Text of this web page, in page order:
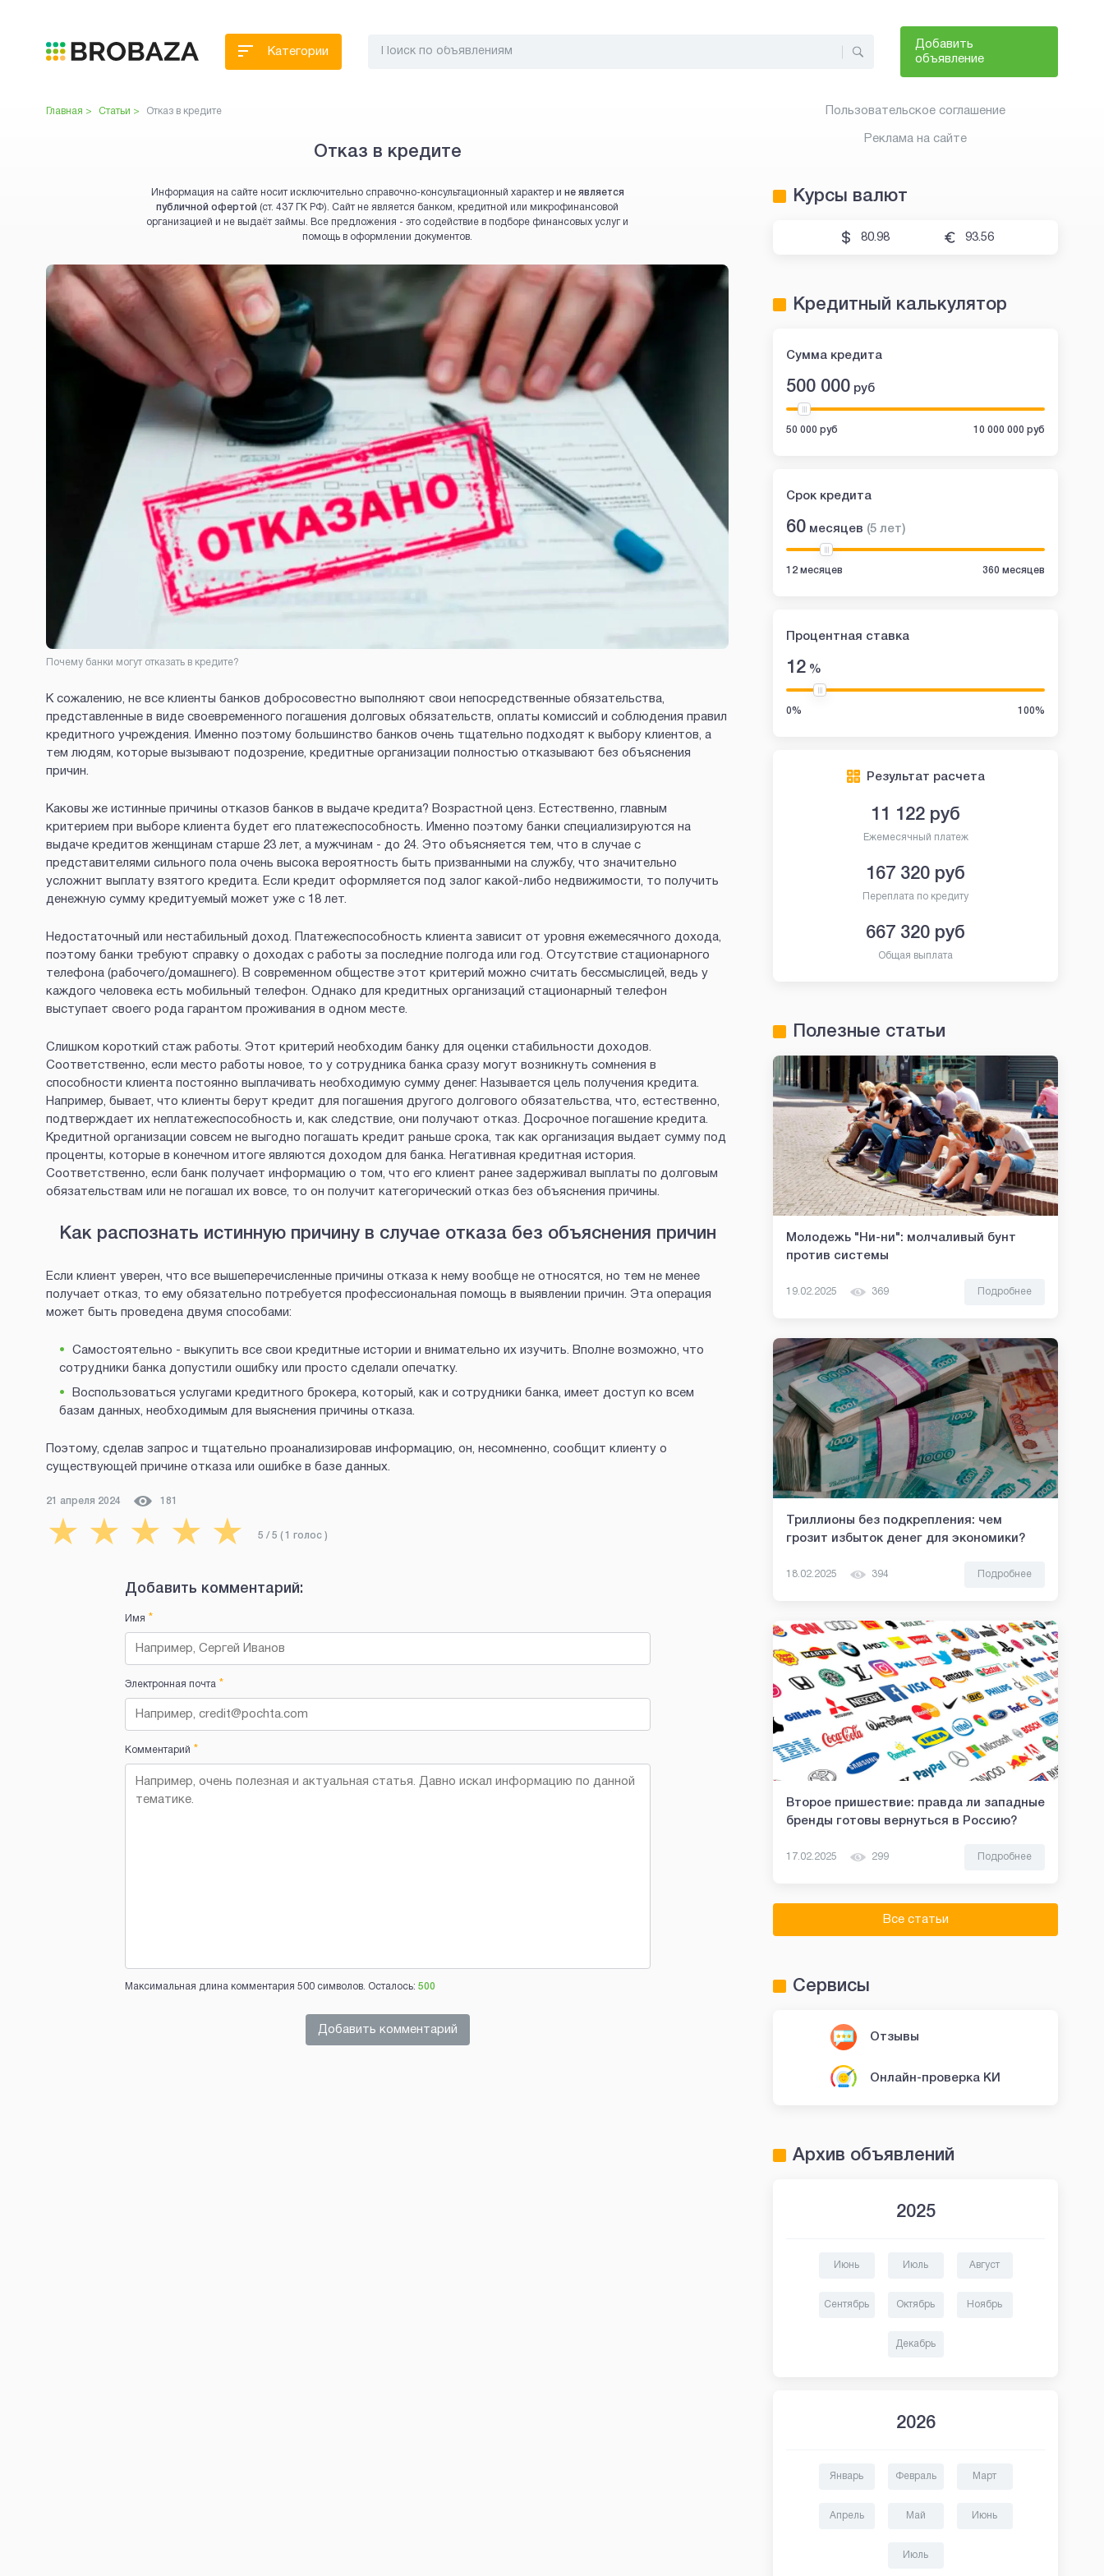
Добавить
объявление
Категории
Главная > Статьи > Отказ в кредите
Отказ в кредите
Информация на сайте носит исключительно справочно-консультационный характер и не является
публичной офертой (ст. 437 ГК РФ). Сайт не является банком, кредитной или микрофинансовой
организацией и не выдаёт займы. Все предложения - это содействие в подборе финансовых услуг и
помощь в оформлении документов.
Почему банки могут отказать в кредите?
К сожалению, не все клиенты банков добросовестно выполняют свои непосредственные обязательства,
представленные в виде своевременного погашения долговых обязательств, оплаты комиссий и соблюдения правил
кредитного учреждения. Именно поэтому большинство банков очень тщательно подходят к выбору клиентов, а
тем людям, которые вызывают подозрение, кредитные организации полностью отказывают без объяснения
причин.
Каковы же истинные причины отказов банков в выдаче кредита? Возрастной ценз. Естественно, главным
критерием при выборе клиента будет его платежеспособность. Именно поэтому банки специализируются на
выдаче кредитов женщинам старше 23 лет, а мужчинам - до 24. Это объясняется тем, что в случае с
представителями сильного пола очень высока вероятность быть призванными на службу, что значительно
усложнит выплату взятого кредита. Если кредит оформляется под залог какой-либо недвижимости, то получить
денежную сумму кредитуемый может уже с 18 лет.
Недостаточный или нестабильный доход. Платежеспособность клиента зависит от уровня ежемесячного дохода,
поэтому банки требуют справку о доходах с работы за последние полгода или год. Отсутствие стационарного
телефона (рабочего/домашнего). В современном обществе этот критерий можно считать бессмыслицей, ведь у
каждого человека есть мобильный телефон. Однако для кредитных организаций стационарный телефон
выступает своего рода гарантом проживания в одном месте.
Слишком короткий стаж работы. Этот критерий необходим банку для оценки стабильности доходов.
Соответственно, если место работы новое, то у сотрудника банка сразу могут возникнуть сомнения в
способности клиента постоянно выплачивать необходимую сумму денег. Называется цель получения кредита.
Например, бывает, что клиенты берут кредит для погашения другого долгового обязательства, что, естественно,
подтверждает их неплатежеспособность и, как следствие, они получают отказ. Досрочное погашение кредита.
Кредитной организации совсем не выгодно погашать кредит раньше срока, так как организация выдает сумму под
проценты, которые в конечном итоге являются доходом для банка. Негативная кредитная история.
Соответственно, если банк получает информацию о том, что его клиент ранее задерживал выплаты по долговым
обязательствам или не погашал их вовсе, то он получит категорический отказ без объяснения причины.
Как распознать истинную причину в случае отказа без объяснения причин
Если клиент уверен, что все вышеперечисленные причины отказа к нему вообще не относятся, но тем не менее
получает отказ, то ему обязательно потребуется профессиональная помощь в выявлении причин. Эта операция
может быть проведена двумя способами:
Самостоятельно - выкупить все свои кредитные истории и внимательно их изучить. Вполне возможно, что
сотрудники банка допустили ошибку или просто сделали опечатку.
Воспользоваться услугами кредитного брокера, который, как и сотрудники банка, имеет доступ ко всем
базам данных, необходимым для выяснения причины отказа.
Поэтому, сделав запрос и тщательно проанализировав информацию, он, несомненно, сообщит клиенту о
существующей причине отказа или ошибке в базе данных.
21 апреля 2024 181
★ ★ ★ ★ ★ 5 / 5 ( 1 голос )
Добавить комментарий:
Имя *
Электронная почта*
Комментарий *
Максимальная длина комментария 500 символов. Осталось: 500
Добавить комментарий
Пользовательское соглашение
Реклама на сайте
Курсы валют
80.98 93.56
Кредитный калькулятор
Сумма кредита
500 000 руб
50 000 руб 10 000 000 руб
Срок кредита
60 месяцев (5 лет)
12 месяцев 360 месяцев
Процентная ставка
12 %
0% 100%
Результат расчета
11 122 руб
Ежемесячный платеж
167 320 руб
Переплата по кредиту
667 320 руб
Общая выплата
Полезные статьи
Молодежь "Ни-ни": молчаливый бунт
против системы
19.02.2025 369 Подробнее
Триллионы без подкрепления: чем
грозит избыток денег для экономики?
18.02.2025 394 Подробнее
Второе пришествие: правда ли западные
бренды готовы вернуться в Россию?
17.02.2025 299 Подробнее
Все статьи
Сервисы
Отзывы
Онлайн-проверка КИ
Архив объявлений
2025
Июнь Июль Август
Сентябрь Октябрь Ноябрь
Декабрь
2026
Январь Февраль Март
Апрель Май Июнь
Июль